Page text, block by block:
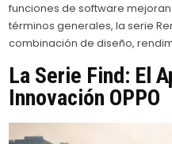
funciones de software
términos generales, la serie
combinación de diseño,
La Serie Find: El
Innovación OPPO